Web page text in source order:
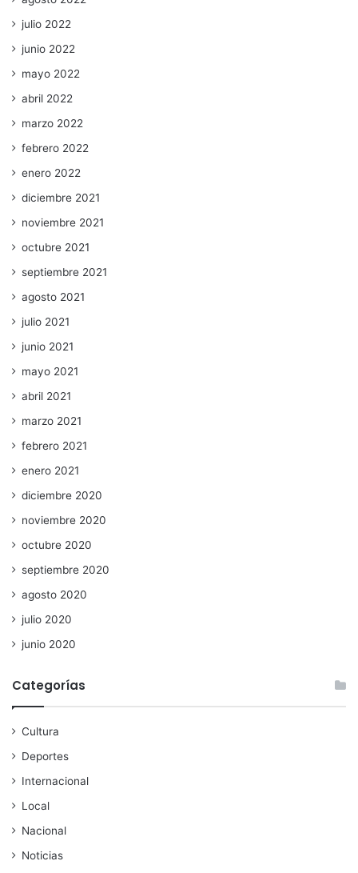
julio 2022
junio 2022
mayo 2022
abril 2022
marzo 2022
febrero 2022
enero 2022
diciembre 2021
noviembre 2021
octubre 2021
septiembre 2021
agosto 2021
julio 2021
junio 2021
mayo 2021
abril 2021
marzo 2021
febrero 2021
enero 2021
diciembre 2020
noviembre 2020
octubre 2020
septiembre 2020
agosto 2020
julio 2020
junio 2020
Categorías
Cultura
Deportes
Internacional
Local
Nacional
Noticias